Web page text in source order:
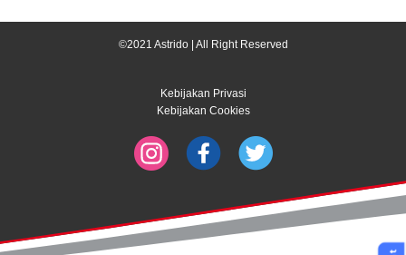
©2021 Astrido | All Right Reserved
Kebijakan Privasi
Kebijakan Cookies